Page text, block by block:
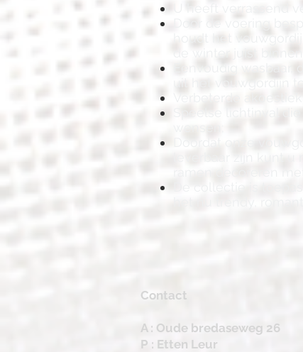
U heeft verrassend
Door de voering
houdt het
de winter juist binnen;
Eenvoudig wasbaar,
uit het vouwgordijn
Verbeterde akoestiek;
Speelse lichtinval
wensen;
Doordat onze
leverbaar zijn kunt u
Contact
A : Oude bredaseweg 26
P : Etten Leur